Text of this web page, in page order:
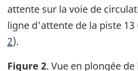
attente sur la voie de
ligne d'attente de la piste 13
2).
Figure 2. Vue en plongée